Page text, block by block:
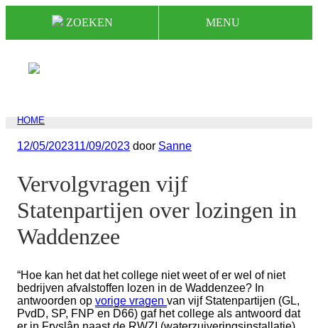
ZOEKEN MENU
HOME
Geplaatst
12/05/202311/09/2023 door Sanne
Vervolgvragen vijf
Statenpartijen over lozingen in
Waddenzee
“Hoe kan het dat het college niet weet of er wel of niet
bedrijven afvalstoffen lozen in de Waddenzee? In
antwoorden op vorige vragen van vijf Statenpartijen (GL,
PvdD, SP, FNP en D66) gaf het college als antwoord dat